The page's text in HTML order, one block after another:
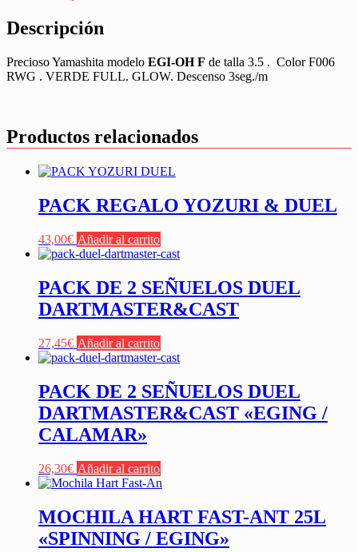
Descripción
Precioso Yamashita modelo EGI-OH F de talla 3.5 . Color F006
RWG . VERDE FULL. GLOW. Descenso 3seg./m
Productos relacionados
PACK REGALO YOZURI & DUEL
43,00€ Añadir al carrito
PACK DE 2 SEÑUELOS DUEL
DARTMASTER&CAST
27,45€ Añadir al carrito
PACK DE 2 SEÑUELOS DUEL
DARTMASTER&CAST «EGING /
CALAMAR»
26,30€ Añadir al carrito
MOCHILA HART FAST-ANT 25L
«SPINNING / EGING»